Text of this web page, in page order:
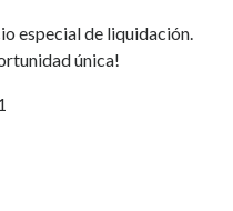
especial de liquidación.
única!